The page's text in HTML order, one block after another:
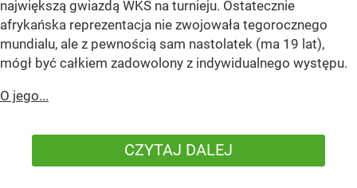
największą gwiazdą WKS na turnieju. Ostatecznie
afrykańska reprezentacja nie zwojowała tegorocznego
mundialu, ale z pewnością sam nastolatek (ma 19 lat),
mógł być całkiem zadowolony z indywidualnego występu.
O jego...
CZYTAJ DALEJ